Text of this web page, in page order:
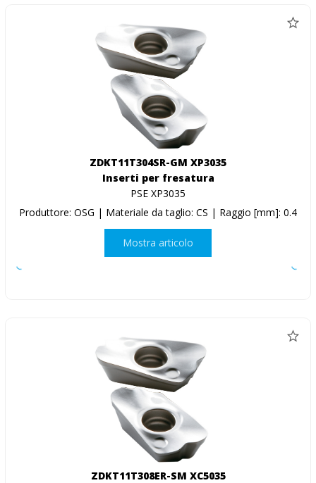
ZDKT11T304SR-GM XP3035
Inserti per fresatura
PSE XP3035
Produttore: OSG | Materiale da taglio: CS | Raggio [mm]: 0.4
Mostra articolo
ZDKT11T308ER-SM XC5035